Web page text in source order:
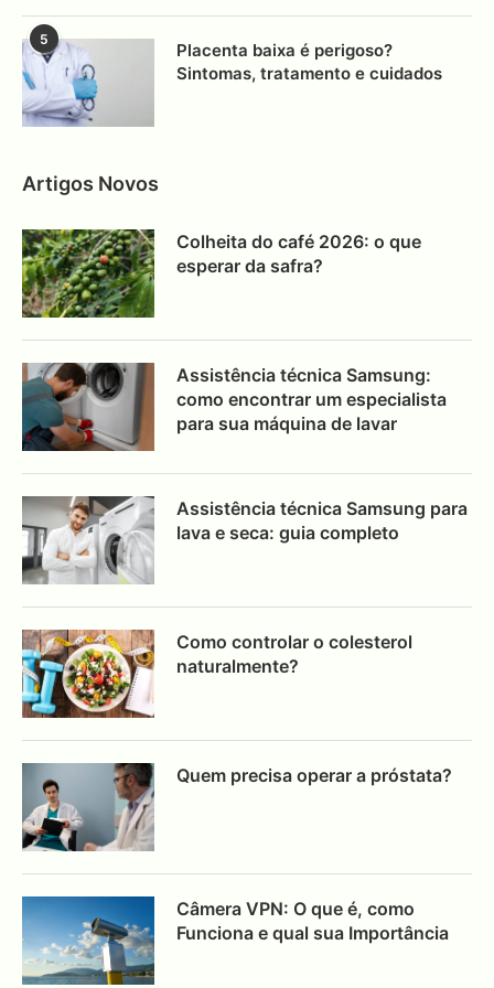
5
Placenta baixa é perigoso?
Sintomas, tratamento e cuidados
Artigos Novos
Colheita do café 2026: o que
esperar da safra?
Assistência técnica Samsung:
como encontrar um especialista
para sua máquina de lavar
Assistência técnica Samsung para
lava e seca: guia completo
Como controlar o colesterol
naturalmente?
Quem precisa operar a próstata?
Câmera VPN: O que é, como
Funciona e qual sua Importância